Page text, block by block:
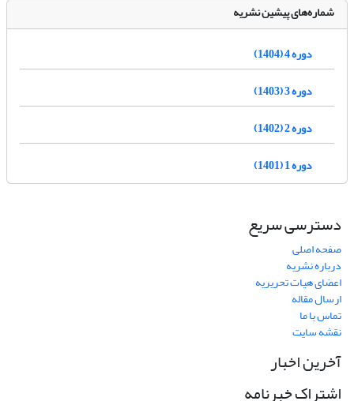
شماره‌های پیشین نشریه
دوره 4 (1404)
دوره 3 (1403)
دوره 2 (1402)
دوره 1 (1401)
دسترسی سریع
صفحه اصلی
درباره نشریه
اعضای هیات تحریریه
ارسال مقاله
تماس با ما
نقشه سایت
آخرین اخبار
اشتراک خبرنامه